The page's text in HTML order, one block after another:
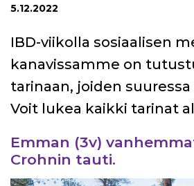
5.12.2022
IBD-viikolla sosiaalisen
kanavissamme on
tarinaan, joiden suuressa
Voit lukea kaikki tarinat
Emman (3v)
Crohnin tauti.